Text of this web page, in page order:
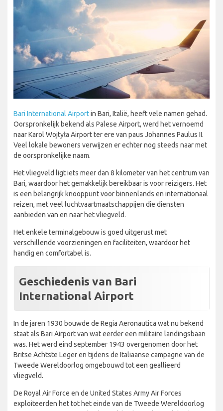
Bari International Airportin Bari, Italië, heeft vele namen gehad.
Oorspronkelijk bekend als Palese Airport, werd het vernoemd
naar Karol Wojtyła Airport ter ere van paus Johannes Paulus II.
Veel lokale bewoners verwijzen er echter nog steeds naar met
de oorspronkelijke naam.
Het vliegveld ligt iets meer dan 8 kilometer van het centrum van
Bari, waardoor het gemakkelijk bereikbaar is voor reizigers. Het
is een belangrijk knooppunt voor binnenlands en internationaal
reizen, met veel luchtvaartmaatschappijen die diensten
aanbieden van en naar het vliegveld.
Het enkele terminalgebouw is goed uitgerust met
verschillende voorzieningen en faciliteiten, waardoor het
handig en comfortabel is.
Geschiedenis van Bari
International Airport
In de jaren 1930 bouwde de Regia Aeronautica wat nu bekend
staat als Bari Airport van wat eerder een militaire landingsbaan
was. Het werd eind september 1943 overgenomen door het
Britse Achtste Leger en tijdens de Italiaanse campagne van de
Tweede Wereldoorlog omgebouwd tot een geallieerd
vliegveld.
De Royal Air Force en de United States Army Air Forces
exploiteerden het tot het einde van de Tweede Wereldoorlog